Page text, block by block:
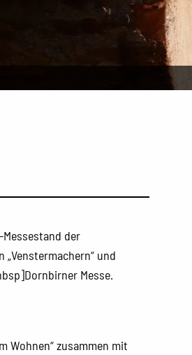
der
und
Messe.
Wohnen“ zusammen mit